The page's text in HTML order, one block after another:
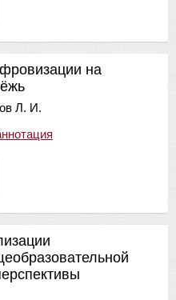
на
Л. И.